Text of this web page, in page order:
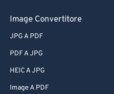
Image Convertitore
JPG A PDF
PDF A JPG
HEIC A JPG
Image A PDF